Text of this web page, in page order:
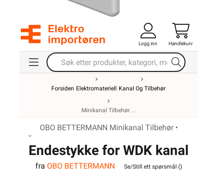
Logg inn Handlekurv
Forsiden Elektromateriell Kanal Og Tilbehør
Minikanal Tilbehør
OBO BETTERMANN Minikanal Tilbehør •
Endestykke for WDK kanal
15040RW
fra OBO BETTERMANN Se/Still ett spørsmål ()